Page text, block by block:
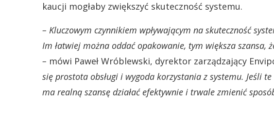
kaucji mogłaby zwiększyć skuteczność systemu.
– Kluczowym czynnikiem wpływającym na skuteczność
Im łatwiej można oddać opakowanie, tym większa szansa,
– mówi Paweł Wróblewski, dyrektor zarządzający
się prostota obsługi i wygoda korzystania z systemu. Jeśli
ma realną szansę działać efektywnie i trwale zmienić